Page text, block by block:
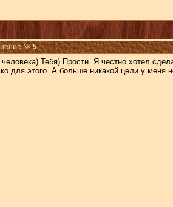
№5
Тебя) Прости. Я честно хотел
для этого. А больше никакой цели у меня